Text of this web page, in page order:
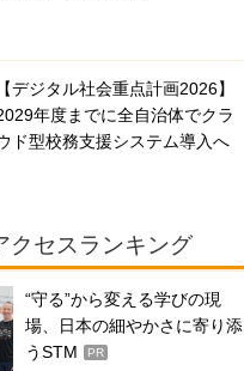
【デジタル社会重点計画2026】
年度までに全自治体でクラ
ド型校務支援システム導入へ
クセスランキング
“守る”から変える学びの現
場、日本の細やかさに寄り添
うSTM
PR